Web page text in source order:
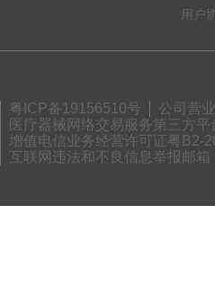
用户
粤ICP备19156510号
公司营
医疗器械网络交易服务第三方
增值电信业务经营许可证粤B2-
互联网违法和不良信息举报邮